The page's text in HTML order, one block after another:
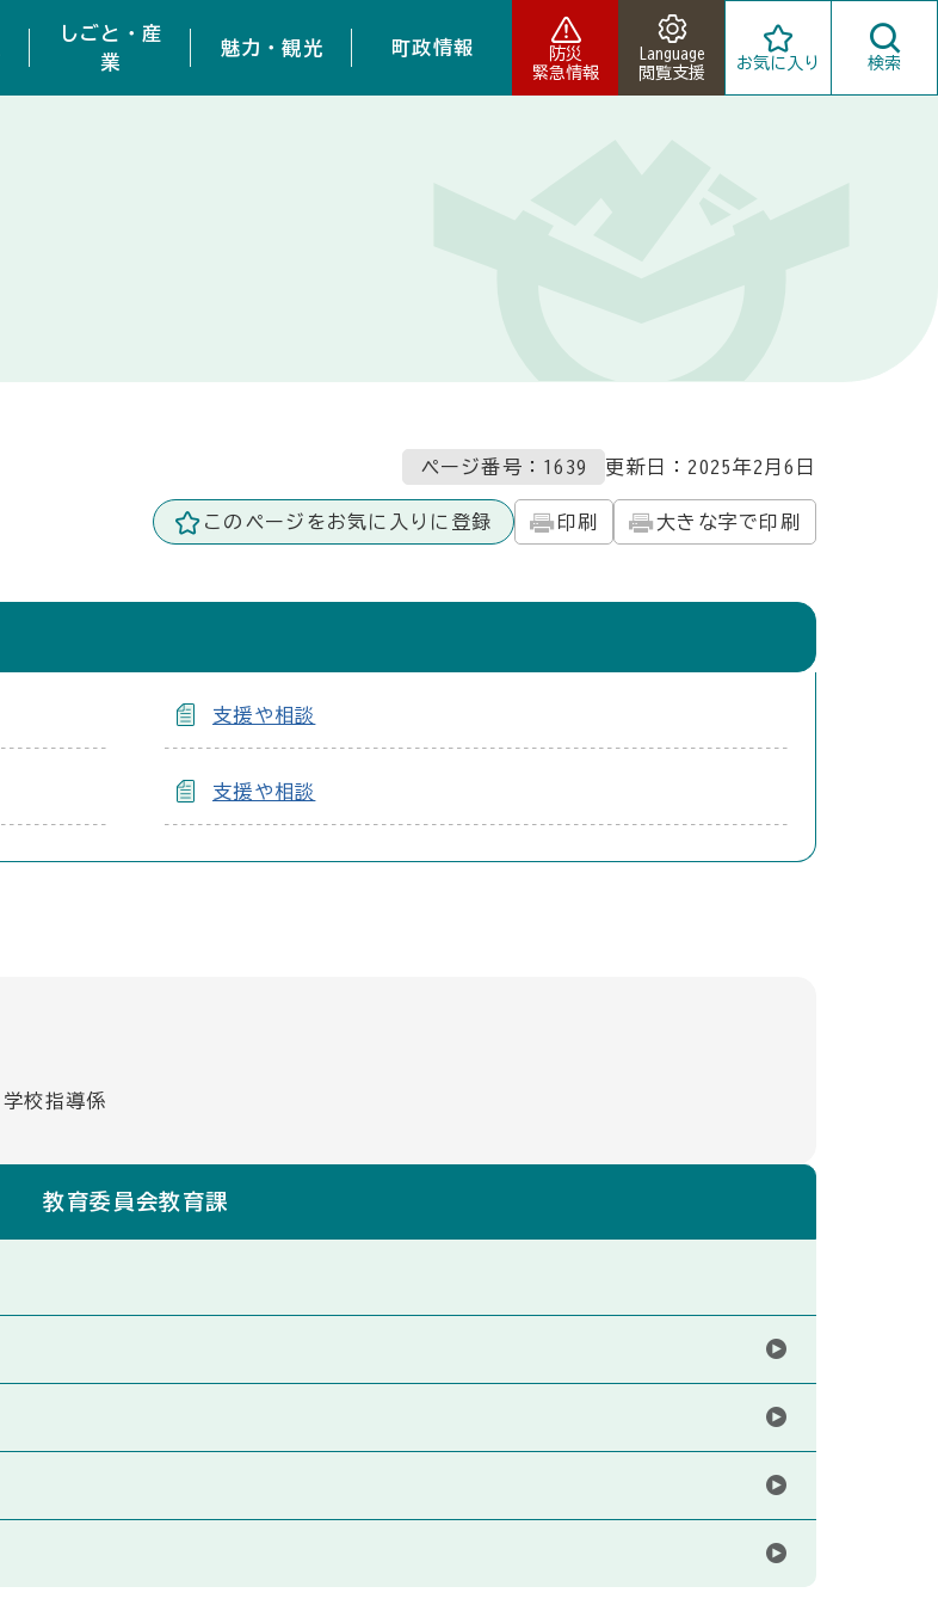
しごと・産
業
魅力・観光 町政情報
防災
緊急情報
Language
閲覧支援
お気に入り 検索
ページ番号：1639 更新日： 2025年2月6日
このページをお気に入りに登録 印刷 大きな字で印刷
支援や相談
支援や相談
学校指導係
教育委員会教育課